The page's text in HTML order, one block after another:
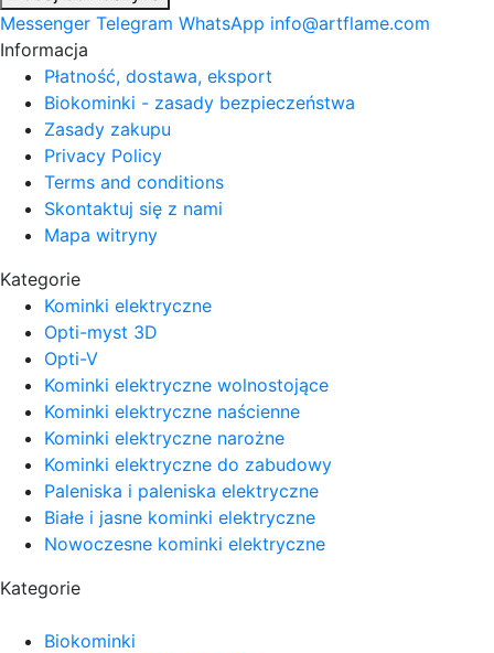
Messenger Telegram WhatsApp info@artflame.com
Informacja
Płatność, dostawa, eksport
Biokominki - zasady bezpieczeństwa
Zasady zakupu
Privacy Policy
Terms and conditions
Skontaktuj się z nami
Mapa witryny
Kategorie
Kominki elektryczne
Opti-myst 3D
Opti-V
Kominki elektryczne wolnostojące
Kominki elektryczne naścienne
Kominki elektryczne narożne
Kominki elektryczne do zabudowy
Paleniska i paleniska elektryczne
Białe i jasne kominki elektryczne
Nowoczesne kominki elektryczne
Kategorie
Biokominki